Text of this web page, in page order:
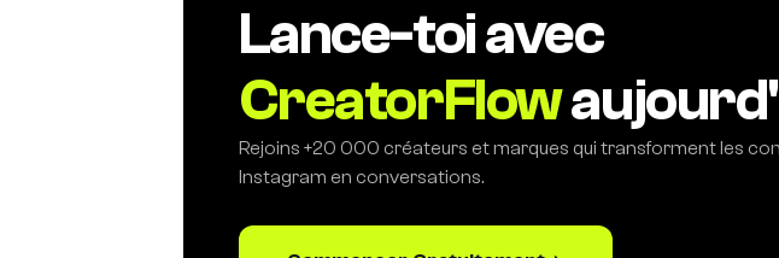
Lance-toi avec
CreatorFlow
Rejoins +20 000 créateurs et marques qui transforment les
Instagram en conversations.